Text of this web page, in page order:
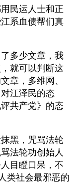
民运人士和正
系血债帮们真
多少文章，我
就可以判断这
章，多维网、
江泽民的态
共产党》的态
黑，咒骂法轮
法轮功创始人
目瞪口呆，不
类社会最邪恶的